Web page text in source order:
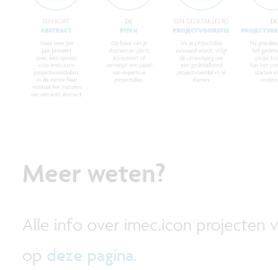
Meer weten?
Alle info over imec.icon projecten
op deze pagina.